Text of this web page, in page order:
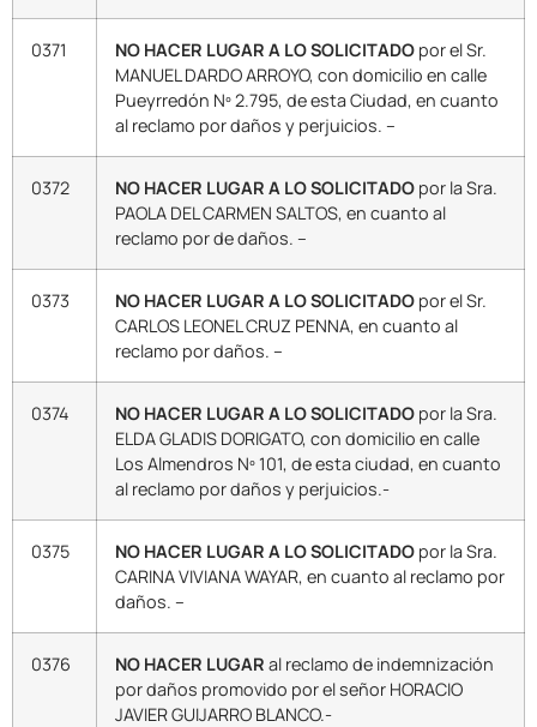
0371 NO HACER LUGAR A LO SOLICITADO por el Sr.
MANUEL DARDO ARROYO, con domicilio en calle
Pueyrredón Nº 2.795, de esta Ciudad, en cuanto
al reclamo por daños y perjuicios. –
0372 NO HACER LUGAR A LO SOLICITADO por la Sra.
PAOLA DEL CARMEN SALTOS, en cuanto al
reclamo por de daños. –
0373 NO HACER LUGAR A LO SOLICITADO por el Sr.
CARLOS LEONEL CRUZ PENNA, en cuanto al
reclamo por daños. –
0374 NO HACER LUGAR A LO SOLICITADO por la Sra.
ELDA GLADIS DORIGATO, con domicilio en calle
Los Almendros Nº 101, de esta ciudad, en cuanto
al reclamo por daños y perjuicios.-
0375 NO HACER LUGAR A LO SOLICITADO por la Sra.
CARINA VIVIANA WAYAR, en cuanto al reclamo por
daños. –
0376 NO HACER LUGAR al reclamo de indemnización
por daños promovido por el señor HORACIO
JAVIER GUIJARRO BLANCO.-